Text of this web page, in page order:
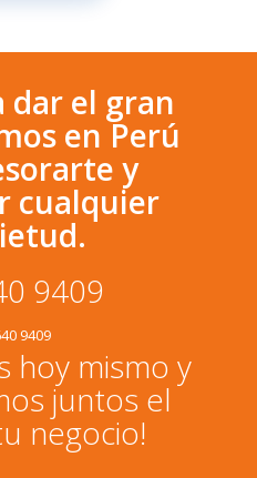
dar el gran
en Perú
y
cualquier
9409
9409
hoy mismo y
juntos el
negocio!